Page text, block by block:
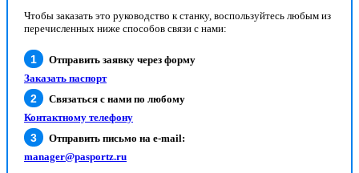
Чтобы заказать это руководство к станку, воспользуйтесь любым из
перечисленных ниже способов связи с нами:
Отправить заявку через форму
Заказать паспорт
Связаться с нами по любому
Контактному телефону
Отправить письмо на e-mail:
manager@pasportz.ru